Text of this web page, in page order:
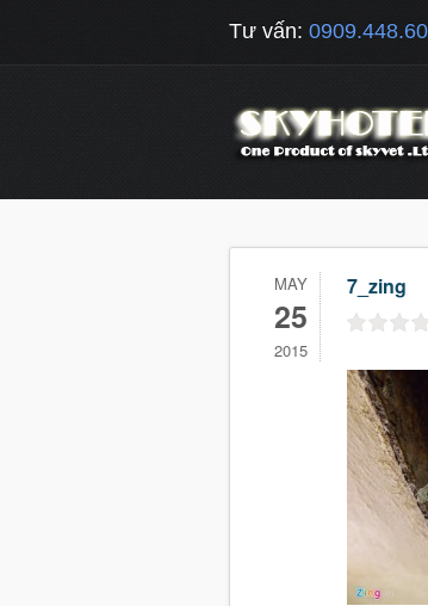
Tư vấn:
MAY
25
2015
7_zing